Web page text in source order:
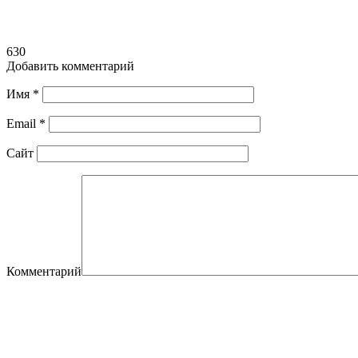
630
Добавить комментарий
Имя *
Email *
Сайт
Комментарий